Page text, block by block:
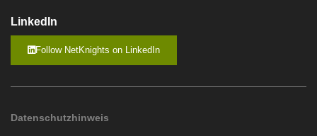
LinkedIn
Follow NetKnights on LinkedIn
Datenschutzhinweis